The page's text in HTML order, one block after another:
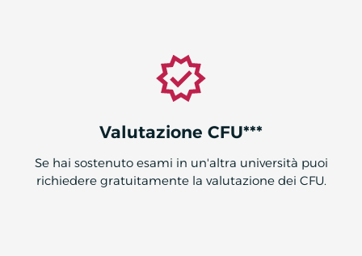
Valutazione CFU***
Se hai sostenuto esami in un'altra università puoi
richiedere gratuitamente la valutazione dei CFU.